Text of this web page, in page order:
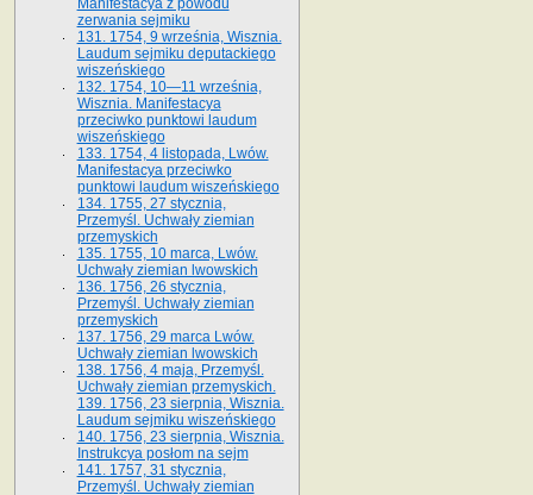
Manifestacya z powodu
zerwania sejmiku
131. 1754, 9 września, Wisznia.
Laudum sejmiku deputackiego
wiszeńskiego
132. 1754, 10—11 września,
Wisznia. Manifestacya
przeciwko punktowi laudum
wiszeńskiego
133. 1754, 4 listopada, Lwów.
Manifestacya przeciwko
punktowi laudum wiszeńskiego
134. 1755, 27 stycznia,
Przemyśl. Uchwały ziemian
przemyskich
135. 1755, 10 marca, Lwów.
Uchwały ziemian lwowskich
136. 1756, 26 stycznia,
Przemyśl. Uchwały ziemian
przemyskich
137. 1756, 29 marca Lwów.
Uchwały ziemian lwowskich
138. 1756, 4 maja, Przemyśl.
Uchwały ziemian przemyskich.
139. 1756, 23 sierpnia, Wisznia.
Laudum sejmiku wiszeńskiego
140. 1756, 23 sierpnia, Wisznia.
Instrukcya posłom na sejm
141. 1757, 31 stycznia,
Przemyśl. Uchwały ziemian